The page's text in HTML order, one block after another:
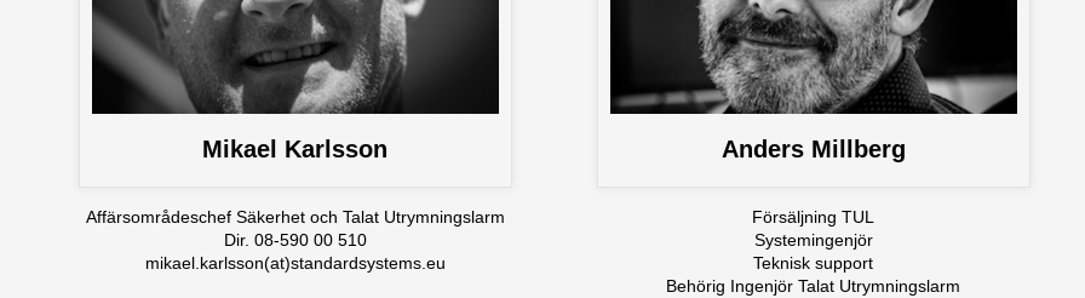
Mikael Karlsson
Affärsområdeschef Säkerhet och Talat Utrymningslarm
Dir. 08-590 00 510
mikael.karlsson(at)standardsystems.eu
Anders Millberg
Försäljning TUL
Systemingenjör
Teknisk support
Behörig Ingenjör Talat Utrymningslarm